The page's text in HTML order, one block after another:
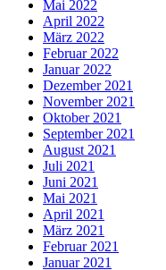
Mai 2022
April 2022
März 2022
Februar 2022
Januar 2022
Dezember 2021
November 2021
Oktober 2021
September 2021
August 2021
Juli 2021
Juni 2021
Mai 2021
April 2021
März 2021
Februar 2021
Januar 2021